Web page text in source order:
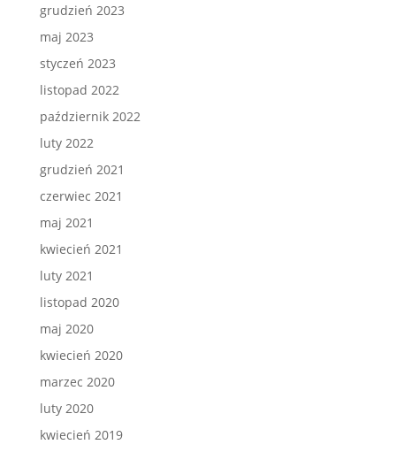
grudzień 2023
maj 2023
styczeń 2023
listopad 2022
październik 2022
luty 2022
grudzień 2021
czerwiec 2021
maj 2021
kwiecień 2021
luty 2021
listopad 2020
maj 2020
kwiecień 2020
marzec 2020
luty 2020
kwiecień 2019